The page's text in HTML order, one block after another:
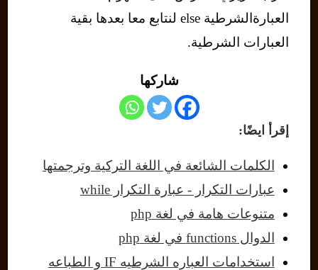
العبارةالشرطية else لنتابع معا بعدها بقية
العبارات الشرطية.
شاركها
إقرأ ايضًا:
الكلمات الشائعة في اللغة التركية وترجمتها
عبارات التكرار - عبارة التكرار while
متنوعات هامة في لغة php
الدوال functions في لغة php
استخدامات العباره الشرطيه IF و الطباعه